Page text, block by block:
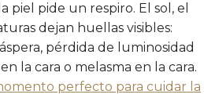
piel pide un respiro. El sol, el
dejan huellas visibles:
pérdida de luminosidad
la cara o melasma en la cara.
perfecto para cuidar la